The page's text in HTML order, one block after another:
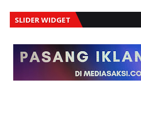
SLIDER WIDGET